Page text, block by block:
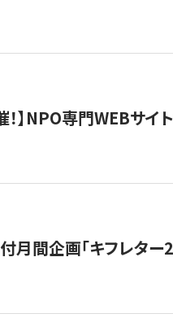
！】NPO専門WEBサ
月間企画「キフレター